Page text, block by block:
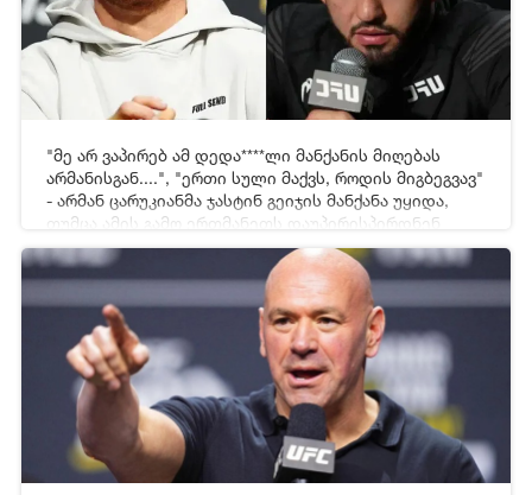
[xfgiven_video2][/xfgiven_video2]
"მე არ ვაპირებ ამ დედა****ლი მანქანის მიღებას
არმანისგან....", "ერთი სული მაქვს, როდის მიგბეგვავ"
- არმან ცარუკიანმა ჯასტინ გეიჯის მანქანა უყიდა,
თუმცა ამის გამო ერთმანეთს დაუპირისპირდნენ
19-06-2026 05:43